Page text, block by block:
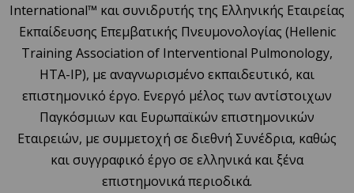
International™ και συνιδρυτής της Ελληνικής Εταιρείας
Εκπαίδευσης Επεμβατικής Πνευμονολογίας (Hellenic
Training Association of Interventional Pulmonology,
HTA-IP), με αναγνωρισμένο εκπαιδευτικό, και
επιστημονικό έργο. Ενεργό μέλος των αντίστοιχων
Παγκόσμιων και Ευρωπαϊκών επιστημονικών
Εταιρειών, με συμμετοχή σε διεθνή Συνέδρια, καθώς
και συγγραφικό έργο σε ελληνικά και ξένα
επιστημονικά περιοδικά.